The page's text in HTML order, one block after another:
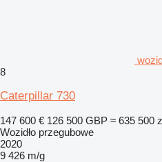
8
Caterpillar 730
147 600 € 126 500 GBP ≈ 635 500
Wozidło przegubowe
2020
9 426 m/g